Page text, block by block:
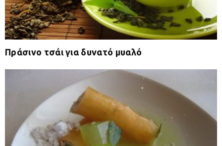
Πράσινο τσάι για δυνατό μυαλό